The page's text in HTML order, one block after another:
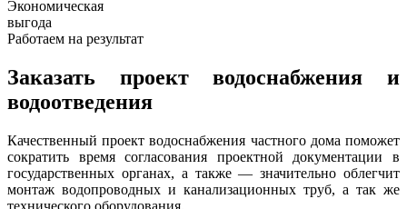
Экономическая
выгода
Работаем на результат
Заказать проект водоснабжения и
водоотведения
Качественный проект водоснабжения частного дома поможет
сократить время согласования проектной документации в
государственных органах, а также — значительно облегчит
монтаж водопроводных и канализационных труб, а так же
технического оборудования.